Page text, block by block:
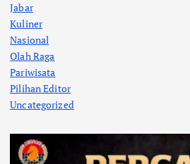
Jabar
Kuliner
Nasional
Olah Raga
Pariwisata
Pilihan Editor
Uncategorized